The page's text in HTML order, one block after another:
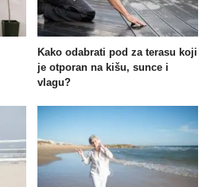
Kako odabrati pod za terasu koji
je otporan na kišu, sunce i
vlagu?